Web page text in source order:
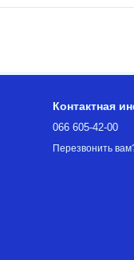
Контактная
066 605-42-00
Перезвонить